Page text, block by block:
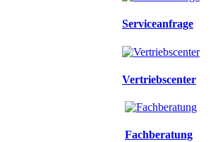
Serviceanfrage
Vertriebscenter
Fachberatung